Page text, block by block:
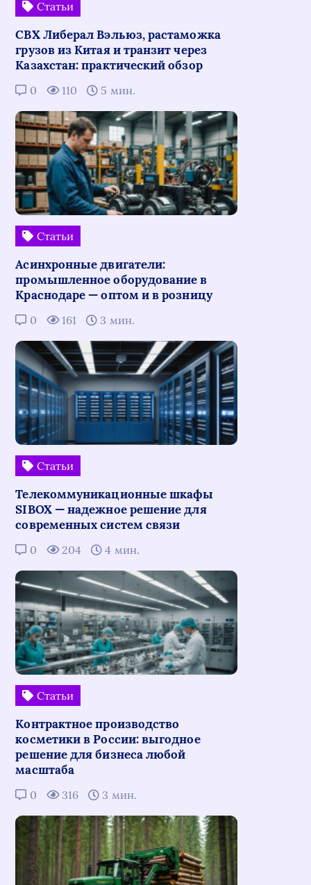
Статьи
СВХ Либерал Вэльюз, растаможка
грузов из Китая и транзит через
Казахстан: практический обзор
0 110 5 мин.
Статьи
Асинхронные двигатели:
промышленное оборудование в
Краснодаре — оптом и в розницу
0 161 3 мин.
Статьи
Телекоммуникационные шкафы
SIBOX — надежное решение для
современных систем связи
0 204 4 мин.
Статьи
Контрактное производство
косметики в России: выгодное
решение для бизнеса любой
масштаба
0 316 3 мин.